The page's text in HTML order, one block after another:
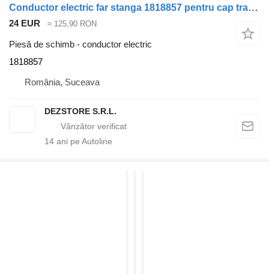
Conductor electric far stanga 1818857 pentru cap tractor DAF CF85
24 EUR ≈ 125,90 RON
Piesă de schimb - conductor electric
1818857
România, Suceava
DEZSTORE S.R.L.
14 ani pe Autoline